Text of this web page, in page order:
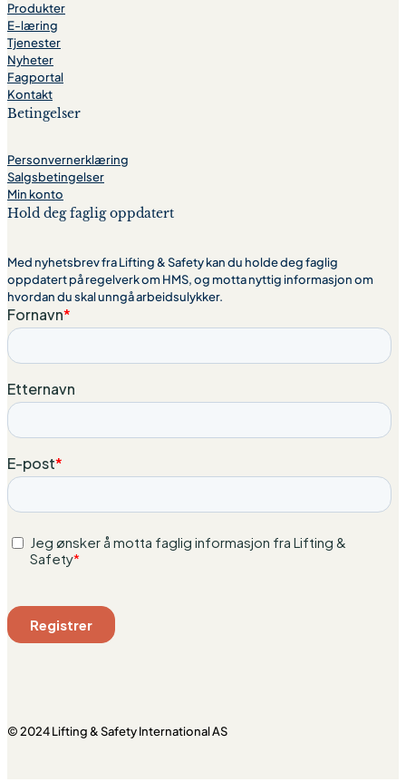
Produkter
E-læring
Tjenester
Nyheter
Fagportal
Kontakt
Betingelser
Personvernerklæring
Salgsbetingelser
Min konto
Hold deg faglig oppdatert
Med nyhetsbrev fra Lifting & Safety kan du holde deg faglig
oppdatert på regelverk om HMS, og motta nyttig informasjon om
hvordan du skal unngå arbeidsulykker.
© 2024 Lifting & Safety International AS